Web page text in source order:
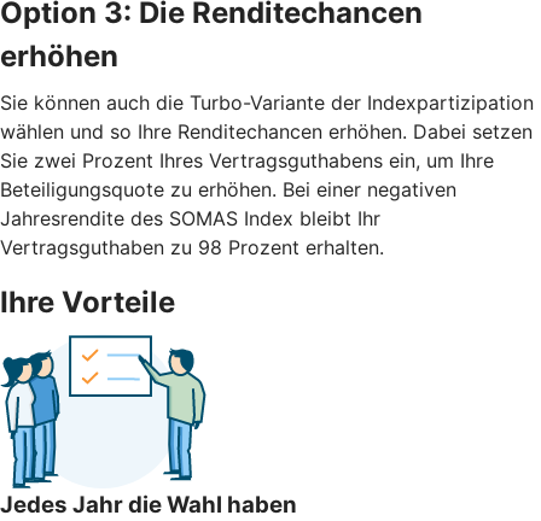
Option 3: Die Renditechancen
erhöhen
Sie können auch die Turbo-Variante der Indexpartizipation
wählen und so Ihre Renditechancen erhöhen. Dabei setzen
Sie zwei Prozent Ihres Vertragsguthabens ein, um Ihre
Beteiligungsquote zu erhöhen. Bei einer negativen
Jahresrendite des SOMAS Index bleibt Ihr
Vertragsguthaben zu 98 Prozent erhalten.
Ihre Vorteile
Jedes Jahr die Wahl haben